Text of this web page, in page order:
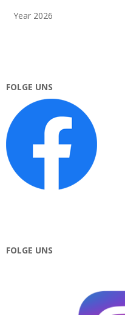
Year 2026
FOLGE UNS
FOLGE UNS